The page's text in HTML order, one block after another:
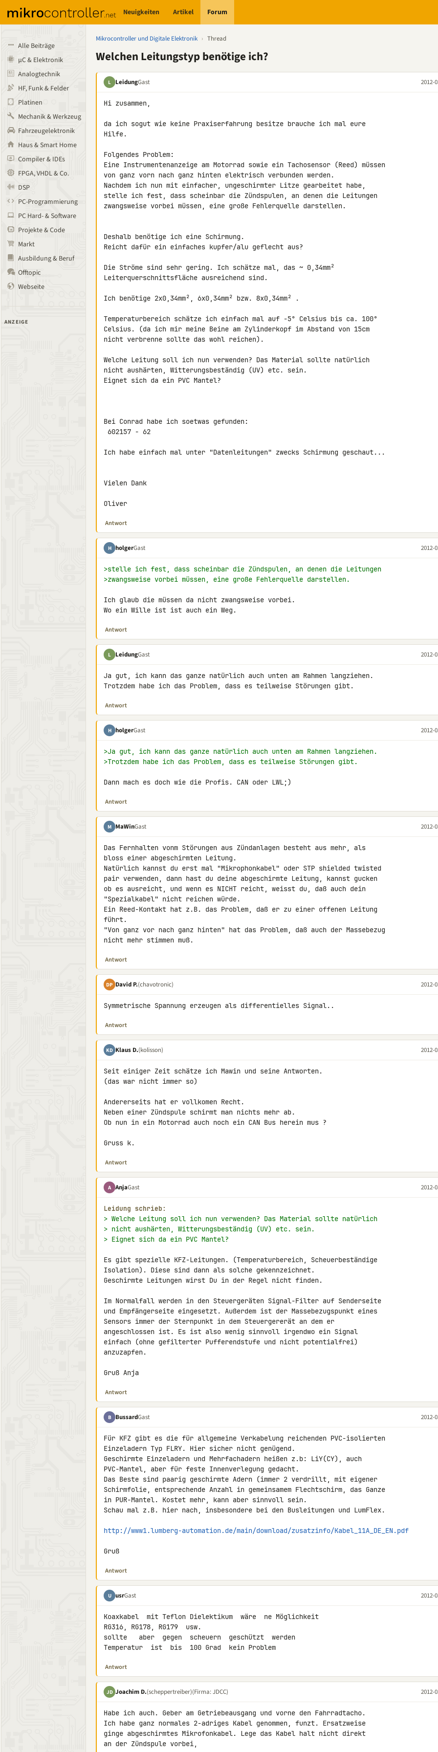
Neuigkeiten Artikel Forum
Alle Beiträge
µC & Elektronik
Analogtechnik
HF, Funk & Felder
Platinen
Mechanik & Werkzeug
Fahrzeugelektronik
Haus & Smart Home
Compiler & IDEs
FPGA, VHDL & Co.
DSP
PC-Programmierung
PC Hard- & Software
Projekte & Code
Markt
Ausbildung & Beruf
Offtopic
Webseite
ANZEIGE
Mikrocontroller und Digitale Elektronik › Thread
Welchen Leitungstyp benötige ich?
L LeidungGast 2012-
Hi zusammen,
da ich sogut wie keine Praxiserfahrung besitze brauche ich mal eure
Hilfe.
Folgendes Problem:
Eine Instrumentenanzeige am Motorrad sowie ein Tachosensor (Reed) müssen
von ganz vorn nach ganz hinten elektrisch verbunden werden.
Nachdem ich nun mit einfacher, ungeschirmter Litze gearbeitet habe,
stelle ich fest, dass scheinbar die Zündspulen, an denen die Leitungen
zwangsweise vorbei müssen, eine große Fehlerquelle darstellen.
Deshalb benötige ich eine Schirmung.
Reicht dafür ein einfaches kupfer/alu geflecht aus?
Die Ströme sind sehr gering. Ich schätze mal, das ~ 0,34mm²
Leiterquerschnittsfläche ausreichend sind.
Ich benötige 2x0,34mm², 6x0,34mm² bzw. 8x0,34mm² .
Temperaturbereich schätze ich einfach mal auf -5° Celsius bis ca. 100°
Celsius. (da ich mir meine Beine am Zylinderkopf im Abstand von 15cm
nicht verbrenne sollte das wohl reichen).
Welche Leitung soll ich nun verwenden? Das Material sollte natürlich
nicht aushärten, Witterungsbeständig (UV) etc. sein.
Eignet sich da ein PVC Mantel?
Bei Conrad habe ich soetwas gefunden:
Ich habe einfach mal unter "Datenleitungen" zwecks Schirmung geschaut...
Vielen Dank
Oliver
Antwort
H holgerGast 2012-
>stelle ich fest, dass scheinbar die Zündspulen, an denen die Leitungen
>zwangsweise vorbei müssen, eine große Fehlerquelle darstellen.
Ich glaub die müssen da nicht zwangsweise vorbei.
Wo ein Wille ist ist auch ein Weg.
Antwort
L LeidungGast 2012-
Ja gut, ich kann das ganze natürlich auch unten am Rahmen langziehen.
Trotzdem habe ich das Problem, dass es teilweise Störungen gibt.
Antwort
H holgerGast 2012-
>Ja gut, ich kann das ganze natürlich auch unten am Rahmen langziehen.
>Trotzdem habe ich das Problem, dass es teilweise Störungen gibt.
Dann mach es doch wie die Profis. CAN oder LWL;)
Antwort
M MaWinGast 2012-
Das Fernhalten vonm Störungen aus Zündanlagen besteht aus mehr, als
bloss einer abgeschirmten Leitung.
Natürlich kannst du erst mal "Mikrophonkabel" oder STP shielded twisted
pair verwenden, dann hast du deine abgeschirmte Leitung, kannst gucken
ob es ausreicht, und wenn es NICHT reicht, weisst du, daß auch dein
"Spezialkabel" nicht reichen würde.
Ein Reed-Kontakt hat z.B. das Problem, daß er zu einer offenen Leitung
führt.
"Von ganz vor nach ganz hinten" hat das Problem, daß auch der Massebezug
nicht mehr stimmen muß.
Antwort
DP David P.(chavotronic) 2012-
Symmetrische Spannung erzeugen als differentielles Signal..
Antwort
KD Klaus D.(kolisson) 2012-
Seit einiger Zeit schätze ich Mawin und seine Antworten.
(das war nicht immer so)
Andererseits hat er vollkomen Recht.
Neben einer Zündspule schirmt man nichts mehr ab.
Ob nun in ein Motorrad auch noch ein CAN Bus herein mus ?
Gruss k.
Antwort
A AnjaGast 2012-
Leidung schrieb:
> Welche Leitung soll ich nun verwenden? Das Material sollte natürlich
> nicht aushärten, Witterungsbeständig (UV) etc. sein.
> Eignet sich da ein PVC Mantel?
Es gibt spezielle KFZ-Leitungen. (Temperaturbereich, Scheuerbeständige
Isolation). Diese sind dann als solche gekennzeichnet.
Geschirmte Leitungen wirst Du in der Regel nicht finden.
Im Normalfall werden in den Steuergeräten Signal-Filter auf Senderseite
und Empfängerseite eingesetzt. Außerdem ist der Massebezugspunkt eines
Sensors immer der Sternpunkt in dem Steuergererät an dem er
angeschlossen ist. Es ist also wenig sinnvoll irgendwo ein Signal
einfach (ohne gefilterter Pufferendstufe und nicht potentialfrei)
anzuzapfen.
Gruß Anja
Antwort
B BussardGast 2012-
Für KFZ gibt es die für allgemeine Verkabelung reichenden PVC-isolierten
Einzeladern Typ FLRY. Hier sicher nicht genügend.
Geschirmte Einzeladern und Mehrfachadern heißen z.b: LiY(CY), auch
PVC-Mantel, aber für feste Innenverlegung gedacht.
Das Beste sind paarig geschirmte Adern (immer 2 verdrillt, mit eigener
Schirmfolie, entsprechende Anzahl in gemeinsamem Flechtschirm, das Ganze
in PUR-Mantel. Kostet mehr, kann aber sinnvoll sein.
Schau mal z.B. hier nach, insbesondere bei den Busleitungen und LumFlex.
http://www1.lumberg-automation.de/main/download/zusatzinfo/Kabel_11A_DE_EN.pdf
Gruß
Antwort
U usrGast 2012-
Koaxkabel  mit Teflon Dielektikum  wäre  ne Möglichkeit
RG316, RG178, RG179  usw.
sollte   aber  gegen  scheuern  geschützt  werden
Temperatur  ist  bis  100 Grad  kein Problem
Antwort
JD Joachim D.(scheppertreiber)(Firma: JDCC) 2012-
Habe ich auch. Geber am Getriebeausgang und vorne den Fahrradtacho.
Ich habe ganz normales 2-adriges Kabel genommen, funzt. Ersatzweise
ginge abgeschirmtes Mikrofonkabel. Lege das Kabel halt nicht direkt
an der Zündspule vorbei,